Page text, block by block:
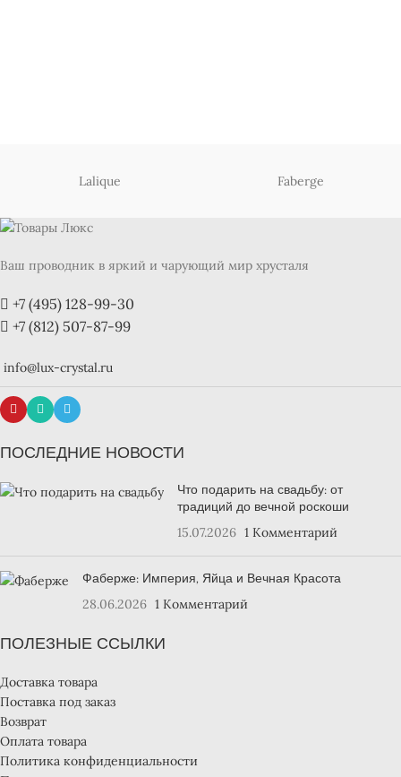
Lalique Faberge
Ваш проводник в яркий и чарующий мир хрусталя
+7 (495) 128-99-30
+7 (812) 507-87-99
info@lux-crystal.ru
ПОСЛЕДНИЕ НОВОСТИ
Что подарить на свадьбу: от
традиций до вечной роскоши
15.07.2026 1 Комментарий
Фаберже: Империя, Яйца и Вечная Красота
28.06.2026 1 Комментарий
ПОЛЕЗНЫЕ ССЫЛКИ
Доставка товара
Поставка под заказ
Возврат
Оплата товара
Политика конфиденциальности